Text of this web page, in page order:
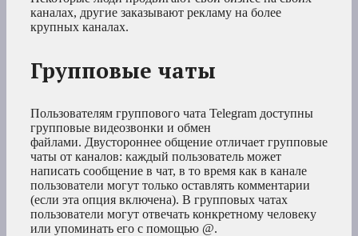
каналах, другие заказывают рекламу на более
крупных каналах.
Групповые чаты
Пользователям группового чата Telegram доступны
групповые видеозвонки и обмен
файлами. Двустороннее общение отличает групповые
чаты от каналов: каждый пользователь может
написать сообщение в чат, в то время как в канале
пользователи могут только оставлять комментарии
(если эта опция включена). В групповых чатах
пользователи могут отвечать конкретному человеку
или упоминать его с помощью @.